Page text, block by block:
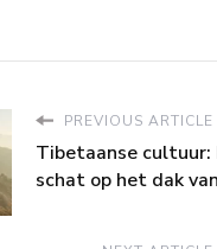
PREVIOUS ARTICLE
Tibetaanse cultuur:
schat op het dak